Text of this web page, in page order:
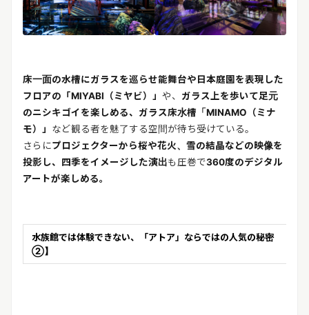
床一面の水槽にガラスを巡らせ能舞台や日本庭園を表現した
フロアの「MIYABI（ミヤビ）」 や、 ガラス上を歩いて足元
のニシキゴイを楽しめる、ガラス床水槽「MINAMO（ミナ
モ）」 など観る者を魅了する空間が待ち受けている。
さらにプロジェクターから桜や花火、雪の結晶などの映像を
投影し、四季をイメージした演出も圧巻で360度のデジタル
アートが楽しめる。
水族館では体験できない、「アトア」ならではの人気の秘密
②】